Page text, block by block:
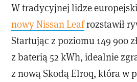
W tradycyjnej lidze
nowy Nissan Leafrozstawił
Startując z poziomu 149 900
z baterią 52 kWh, idealnie
z nową Skodą Elroq, która w